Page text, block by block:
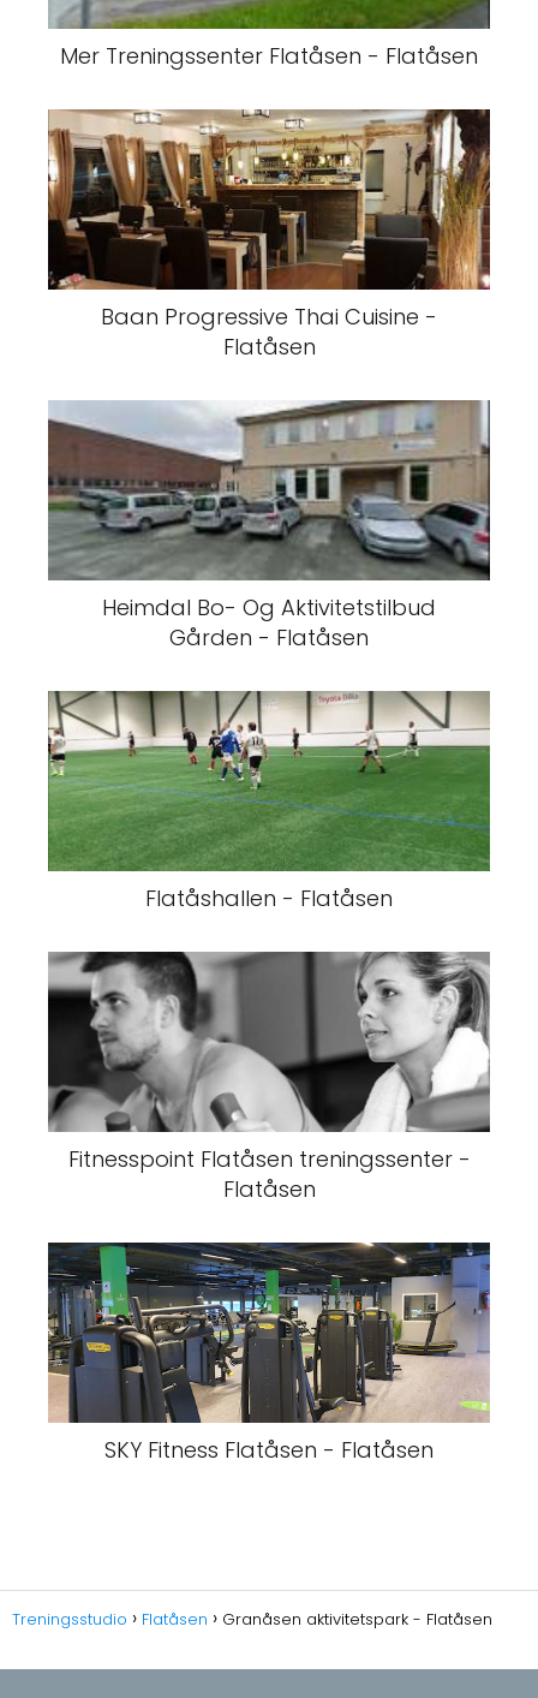
Mer Treningssenter Flatåsen - Flatåsen
Baan Progressive Thai Cuisine -
Flatåsen
Heimdal Bo- Og Aktivitetstilbud
Gården - Flatåsen
Flatåshallen - Flatåsen
Fitnesspoint Flatåsen treningssenter -
Flatåsen
SKY Fitness Flatåsen - Flatåsen
Treningsstudio Flatåsen Granåsen aktivitetspark - Flatåsen